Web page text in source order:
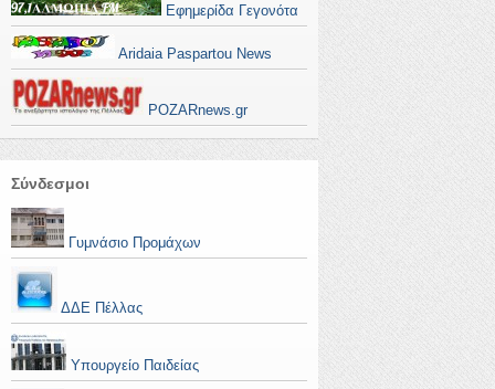
Εφημερίδα Γεγονότα
Aridaia Paspartou News
POZARnews.gr
Σύνδεσμοι
Γυμνάσιο Προμάχων
ΔΔΕ Πέλλας
Υπουργείο Παιδείας